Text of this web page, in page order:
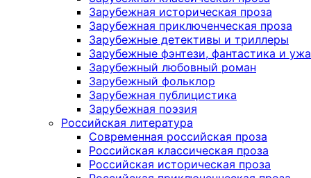
Зарубежная историческая проза
Зарубежная приключенческая проза
Зарубежные детективы и триллеры
Зарубежные фэнтези, фантастика и
Зарубежный любовный роман
Зарубежный фольклор
Зарубежная публицистика
Зарубежная поэзия
Российская литература
Современная российская проза
Российская классическая проза
Российская историческая проза